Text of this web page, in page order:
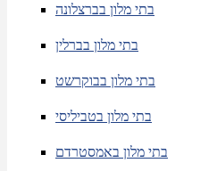
בתי מלון בברצלונה
בתי מלון בברלין
בתי מלון בבוקרשט
בתי מלון בטביליסי
בתי מלון באמסטרדם